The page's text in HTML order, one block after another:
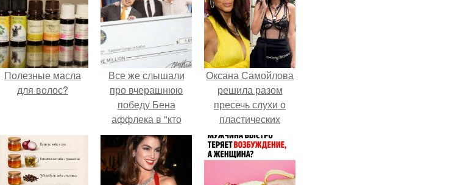
Полезные масла
для волос?
Все же слышали
про вчерашнюю
победу Бена
аффлека в "кто
хочет стать
миллионером?
Оксана Самойлова
решила разом
пресечь слухи о
пластических
операциях и
публично
прояснила
ситуацию.